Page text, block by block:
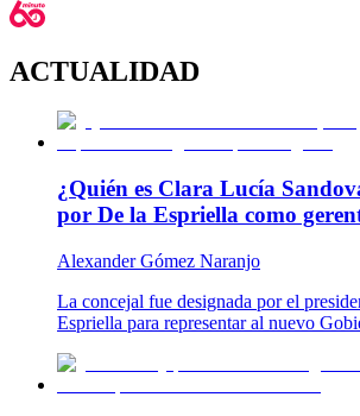
ACTUALIDAD
¿Quién es Clara Lucía
por De la Espriella como
Alexander Gómez Naranjo
La concejal fue designada por el
Espriella para representar al nuevo